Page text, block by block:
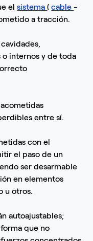
elsistema(cable-
a tracción.
internos y de toda
entre sí.
con el
el paso de un
ser desarmable
en elementos
u otros.
autoajustables;
que no